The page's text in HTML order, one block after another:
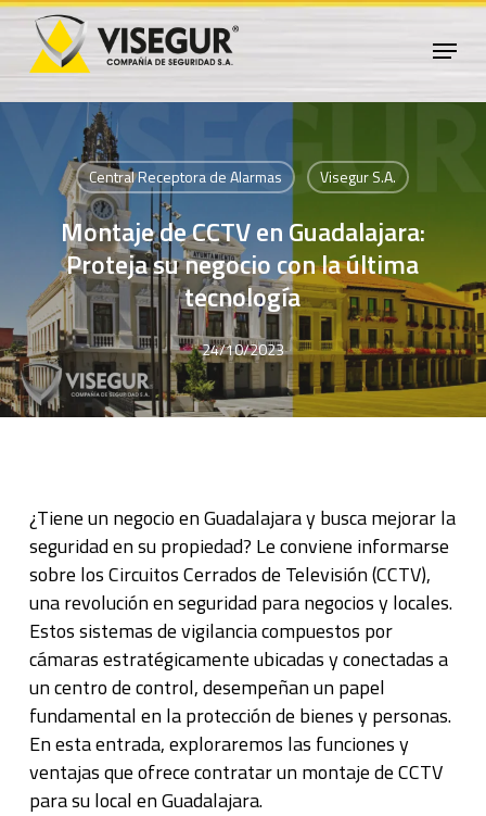
Skip
main
content
Menu
Central Receptora de Alarmas Visegur S.A.
Montaje de CCTV en Guadalajara:
Proteja su negocio con la última
tecnología
24/10/2023
¿Tiene un negocio en Guadalajara y busca mejorar la
seguridad en su propiedad? Le conviene informarse
sobre los Circuitos Cerrados de Televisión (CCTV),
una revolución en seguridad para negocios y locales.
Estos sistemas de vigilancia compuestos por
cámaras estratégicamente ubicadas y conectadas a
un centro de control, desempeñan un papel
fundamental en la protección de bienes y personas.
En esta entrada, exploraremos las funciones y
ventajas que ofrece contratar un montaje de CCTV
para su local en Guadalajara.
Close
Menu